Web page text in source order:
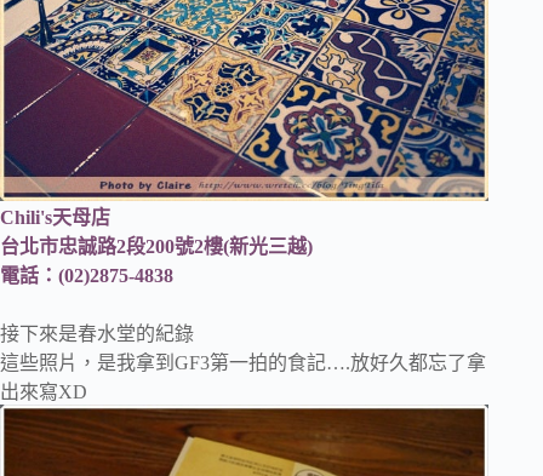
Chili's天母店
台北市忠誠路2段200號2樓(新光三越)
電話：(02)2875-4838
接下來是春水堂的紀錄
這些照片，是我拿到GF3第一拍的食記….放好久都忘了拿
出來寫XD